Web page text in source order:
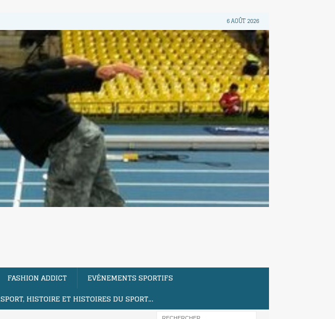
6 AOÛT 2026
FASHION ADDICT
EVÉNEMENTS SPORTIFS
SPORT, HISTOIRE ET HISTOIRES DU SPORT…